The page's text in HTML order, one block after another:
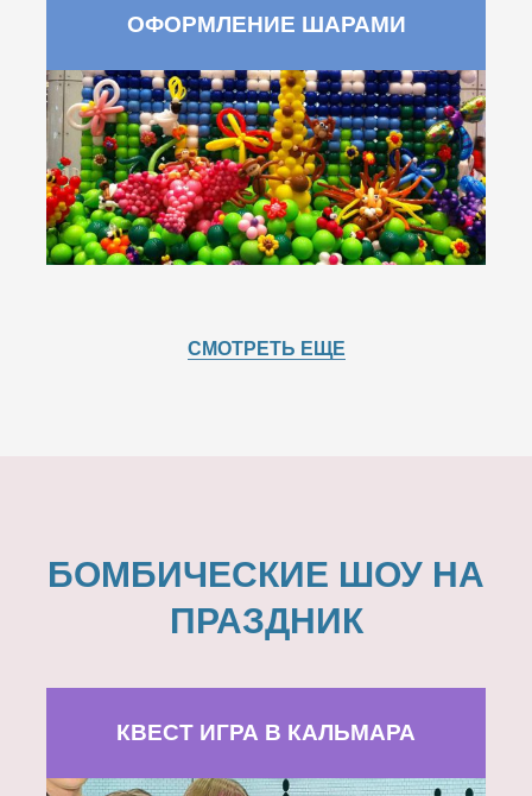
ОФОРМЛЕНИЕ ШАРАМИ
СМОТРЕТЬ ЕЩЕ
БОМБИЧЕСКИЕ ШОУ НА
ПРАЗДНИК
КВЕСТ ИГРА В КАЛЬМАРА